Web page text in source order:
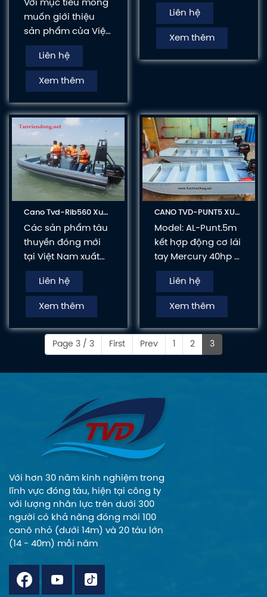
KHẨU HÀ LAN
Với mục tiêu mong
muốn giới thiệu
sản phẩm của Việt
Nam vươn ra Thế
giới. Do đó, xưởng
cập nhật mẫu
cũng như các công
nghệ tiên tiến mới
nhất hiện nay
nhằm nâng cao
chất lượng sản
phẩm ngày càng
phát triển tốt hơn.
Liên hệ
Xem thêm
Liên hệ
Xem thêm
Cano Tvd-Rib560 Xuất
Khẩu Malaysia
Các sản phẩm tàu
thuyền đóng mới
tại Việt Nam xuất
khẩu sang thị
trường Châu Âu,
được kiểm tra đánh
nghiêm ngặt.
Nhưng rất nhiều
sản phẩm của
chúng tôi đã xuất
và được sử dụng
tại nhiều Quốc Gia
tại Châu Á, Châu
Âu, Châu Úc...
Liên hệ
Xem thêm
CANO TVD-PUNT5 XUẤT
KHẨU LÀO
Model: AL-Punt.5m
kết hợp động cơ lái
tay Mercury 40hp 2
thì là sản phẩm
thiết kế theo yêu
cầu của khách
là 5m, ngang 1m6,
cano được làm
bằng vật liệu nhôm
sản xuất tại xưởng
Đông.
Liên hệ
Xem thêm
Page 3 / 3 First Prev 1 2 3
Với hơn 30 năm kinh nghiệm trong
lĩnh vực đóng tàu, hiện tại công ty
với lượng nhân lực trên dưới 300
người có khả năng đóng mới 100
canô nhỏ (dưới 14m) và 20 tàu lớn
(14 - 40m) mỗi năm